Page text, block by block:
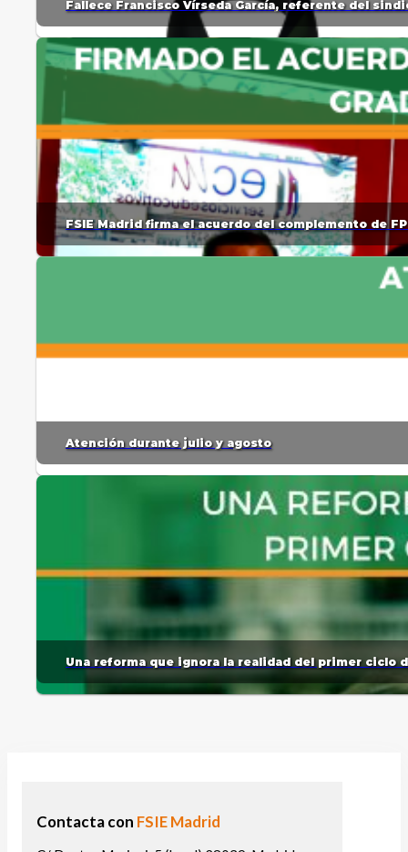
Fallece Francisco Vírseda García, referente del
FSIE Madrid firma el acuerdo del complemento de
Atención durante julio y agosto
Una reforma que ignora la realidad del primer ciclo
Contacta con FSIE Madrid